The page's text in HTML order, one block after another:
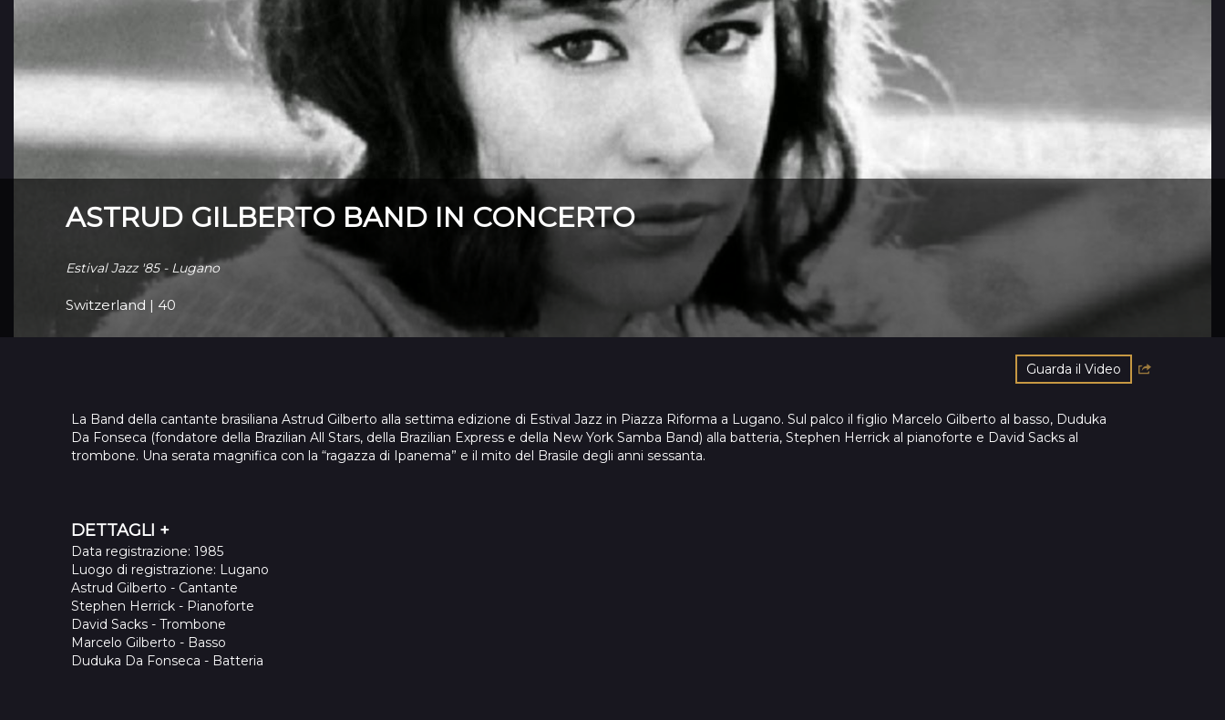
ASTRUD GILBERTO BAND IN CONCERTO
Estival Jazz '85 - Lugano
Switzerland | 40
La Band della cantante brasiliana Astrud Gilberto alla settima edizione di Estival Jazz in Piazza Riforma a Lugano. Sul palco il figlio Marcelo Gilberto al basso, Duduka
Da Fonseca (fondatore della Brazilian All Stars, della Brazilian Express e della New York Samba Band) alla batteria, Stephen Herrick al pianoforte e David Sacks al
trombone. Una serata magnifica con la “ragazza di Ipanema” e il mito del Brasile degli anni sessanta.
DETTAGLI +
Data registrazione: 1985
Luogo di registrazione: Lugano
Astrud Gilberto - Cantante
Stephen Herrick - Pianoforte
David Sacks - Trombone
Marcelo Gilberto - Basso
Duduka Da Fonseca - Batteria
Guarda il Video